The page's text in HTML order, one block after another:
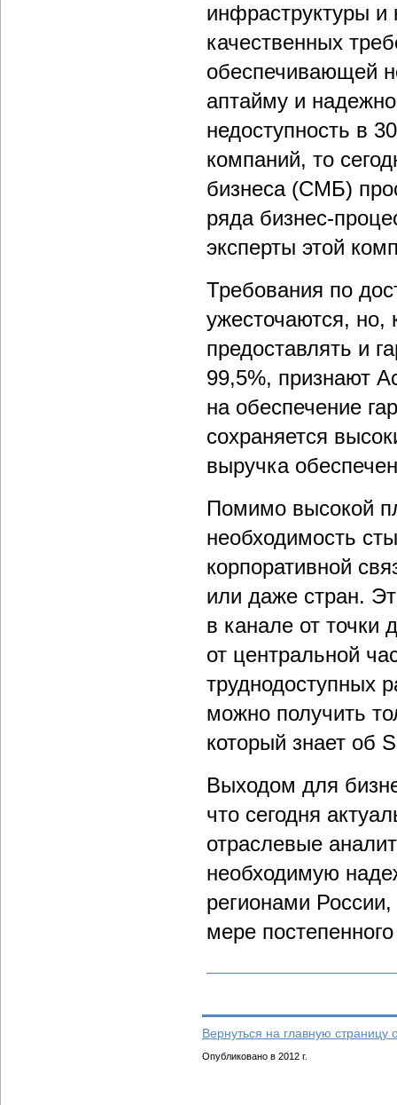
инфраструктуры и
качественных
обеспечивающей
аптайму и
недоступность в
компаний, то
бизнеса (СМБ)
ряда бизнес-
эксперты этой
Требования по
ужесточаются, но,
предоставлять и
99,5%, признают
на обеспечение
сохраняется
выручка
Помимо высокой
необходимость
корпоративной
или даже стран.
в канале от точки
от центральной
труднодоступных
можно получить
который знает об
Выходом для
что сегодня
отраслевые
необходимую
регионами
мере
Вернуться на главную страницу
Опубликовано в 2012 г.